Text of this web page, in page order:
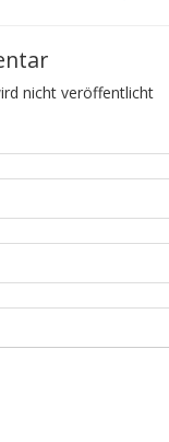
nicht veröffentlicht